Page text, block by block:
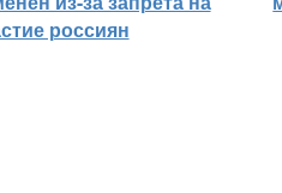
россиян